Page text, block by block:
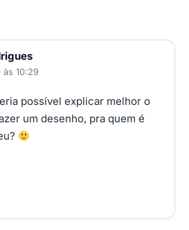
às 10:29
possível explicar melhor o
um desenho, pra quem é